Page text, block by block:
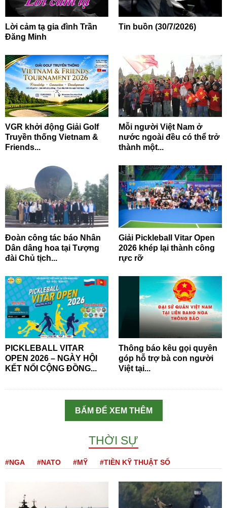
Lời cảm tạ gia đình Trần
Đăng Minh
Tin buồn (30/7/2026)
VGR khởi động Giải Golf
Truyền thống Vietnam &
Friends...
Mỗi người Việt Nam ở
nước ngoài đều có thể trở
thành một...
Đoàn công tác báo Nhân
Dân dâng hoa tại Tượng
đài Chủ tịch...
Giải Pickleball Vitar Open
2026 khép lại thành công
rực rỡ
PICKLEBALL VITAR
OPEN 2026 – NGÀY HỘI
KẾT NỐI CỘNG ĐỒNG...
Thông báo kêu gọi quyên
góp hỗ trợ bà con người
Việt tại...
BẤM ĐỂ XEM THÊM
THỜI SỰ
#NGA #NATO #MỸ #TIỀN KỸ THUẬT SỐ